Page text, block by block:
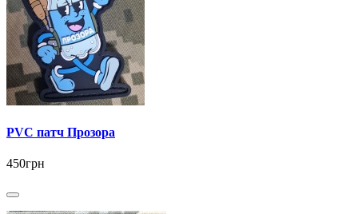
PVC патч Прозора
450грн